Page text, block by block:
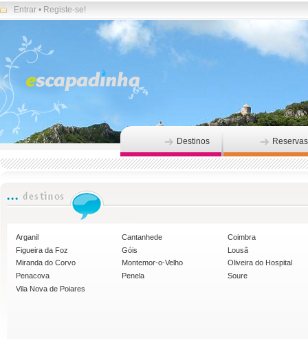
Entrar • Registe-se!
Destinos Reservas
Arganil Cantanhede
Coimbra
Figueira da Foz
Góis
Lousã
Miranda do Corvo
Montemor-o-Velho
Oliveira do Hospital
Penacova
Penela
Soure
Vila Nova de Poiares